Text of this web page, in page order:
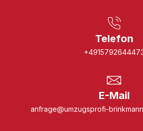
Telefon
E-Mail
anfrage@umzugsprofi-